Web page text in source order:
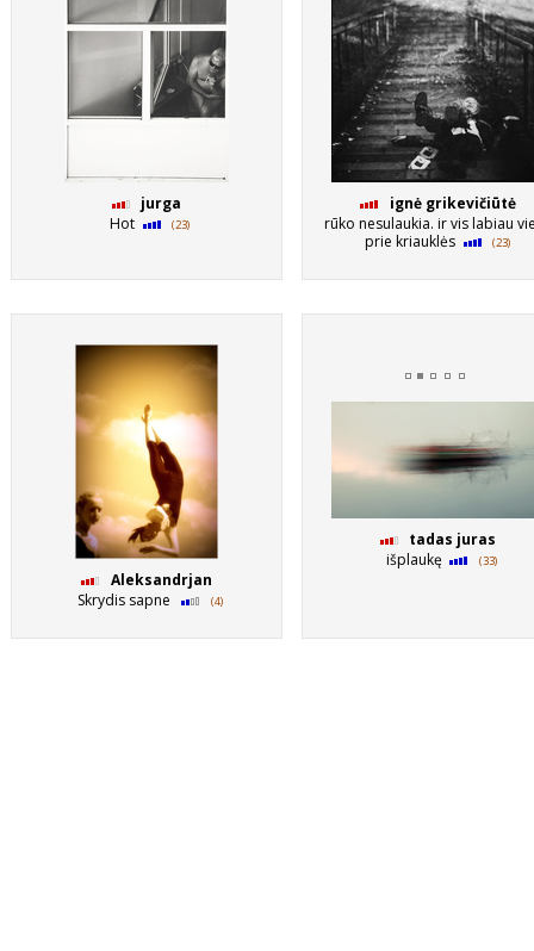
jurga
Hot
(23)
ignė grikevičiūtė
rūko nesulaukia. ir vis labiau
prie kriauklės
(23)
Aleksandrjan
Skrydis sapne
(4)
tadas juras
išplaukę
(33)